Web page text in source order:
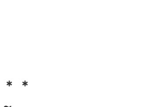
＊